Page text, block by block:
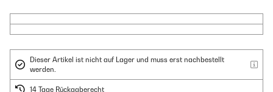
Dieser Artikel ist nicht auf Lager und muss erst nachbestellt
werden.
14 Tage Rückgaberecht